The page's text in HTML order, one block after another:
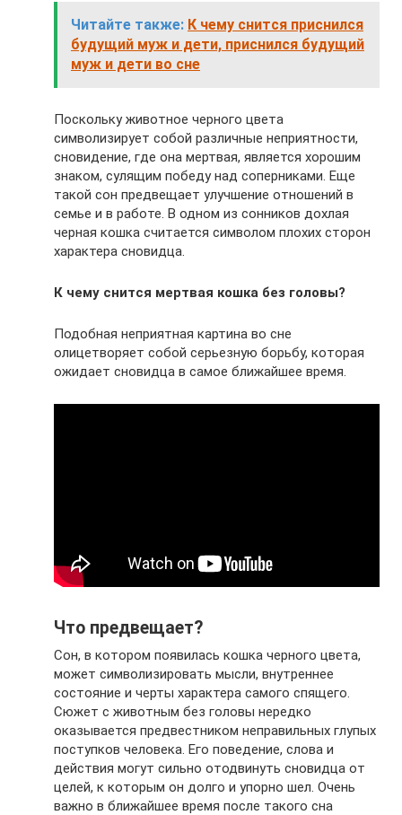
Читайте также: К чему снится приснился
будущий муж и дети, приснился будущий
муж и дети во сне
Поскольку животное черного цвета
символизирует собой различные неприятности,
сновидение, где она мертвая, является хорошим
знаком, сулящим победу над соперниками. Еще
такой сон предвещает улучшение отношений в
семье и в работе. В одном из сонников дохлая
черная кошка считается символом плохих сторон
характера сновидца.
К чему снится мертвая кошка без головы?
Подобная неприятная картина во сне
олицетворяет собой серьезную борьбу, которая
ожидает сновидца в самое ближайшее время.
Что предвещает?
Сон, в котором появилась кошка черного цвета,
может символизировать мысли, внутреннее
состояние и черты характера самого спящего.
Сюжет с животным без головы нередко
оказывается предвестником неправильных глупых
поступков человека. Его поведение, слова и
действия могут сильно отодвинуть сновидца от
целей, к которым он долго и упорно шел. Очень
важно в ближайшее время после такого сна